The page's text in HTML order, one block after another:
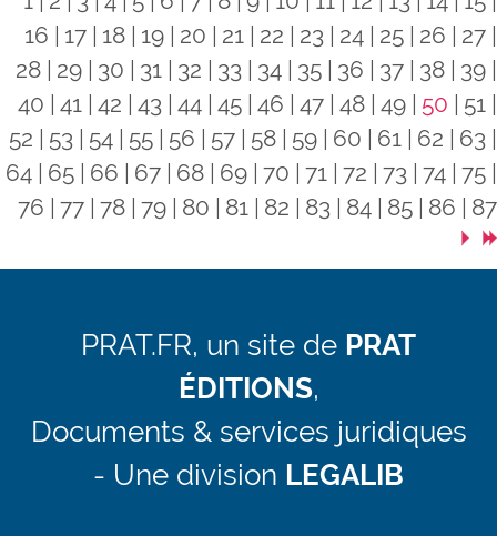
16
17 18 19 20 21 22 23 24 25 26
27
28 29 30 31 32 33 34 35 36 37 38 39
40 41 42 43 44 45 46 47 48 49 50
51
52
53 54 55 56 57 58 59 60 61 62
63
64 65 66 67 68 69 70 71 72 73 74 75
76 77 78 79 80 81 82 83 84 85 86 87
PRAT.FR, un site de PRAT
ÉDITIONS,
Documents & services juridiques
- Une division LEGALIB